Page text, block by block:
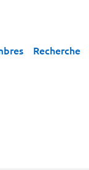
Recherche